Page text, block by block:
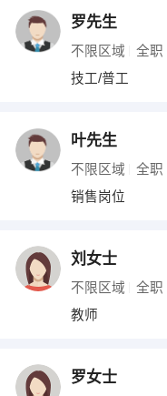
其他职位
罗先生
不限区域 全职
技工/普工
叶先生
不限区域 全职
销售岗位
刘女士
不限区域 全职
教师
罗女士